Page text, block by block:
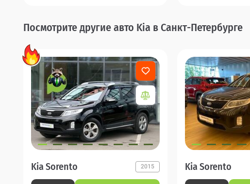
Посмотрите другие авто Kia в Санкт-Петербурге
Kia Sorento 2015 Kia Sorento